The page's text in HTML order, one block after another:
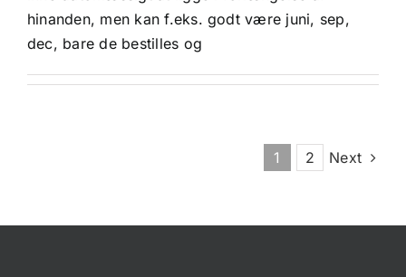
hinanden, men kan f.eks. godt være juni, sep,
dec, bare de bestilles og
1 2 Next